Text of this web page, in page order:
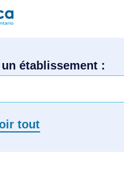
établissement :
tout